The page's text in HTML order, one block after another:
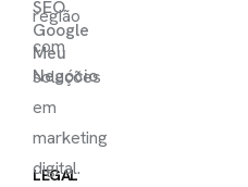
SEO
Google
Meu
Negócio
LEGAL
região
com
soluções
em
marketing
digital.